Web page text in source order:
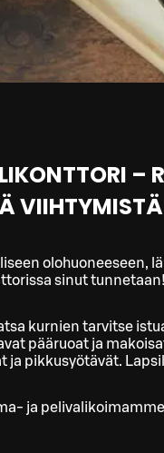
–
VIIHTYMISTÄ
olohuoneeseen,
sinut tunnetaan!
kurnien tarvitse
pääruoat ja
ja pikkusyötävät.
ja